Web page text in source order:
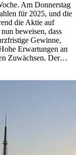
Am Donnerstag
für 2025, und die
die Aktie auf
beweisen, dass
Gewinne,
Erwartungen an
Zuwächsen. Der…